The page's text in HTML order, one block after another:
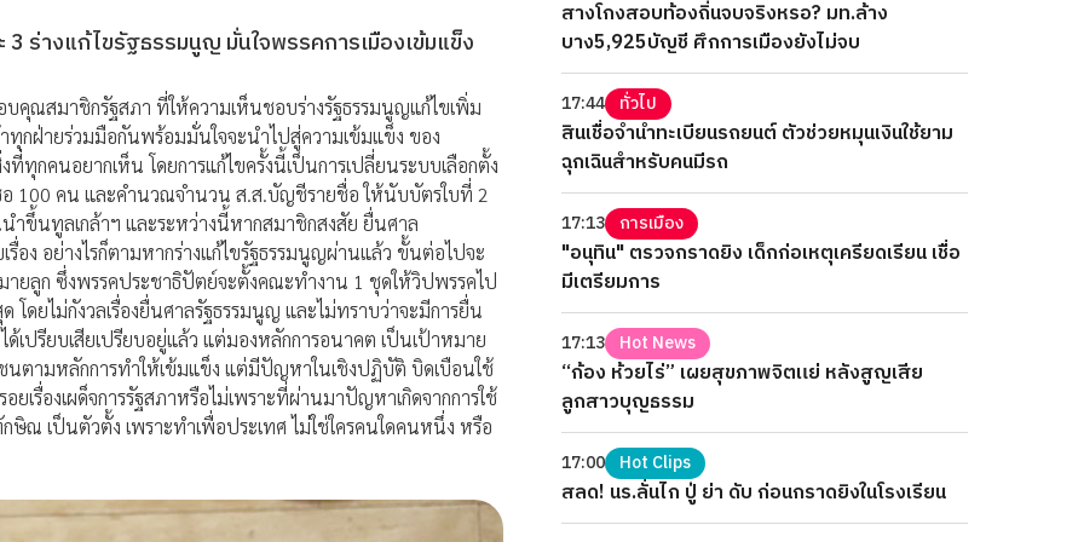
ร่างแก้ไขรัฐธรรมนูญ มั่นใจพรรคการเมืองเข้มแข็ง
ณสมาชิกรัฐสภา ที่ให้ความเห็นชอบร่างรัฐธรรมนูญแก้ไขเพิ่ม
ทุกฝ่ายร่วมมือกันพร้อมมั่นใจจะนำไปสู่ความเข้มแข็ง ของ
ทุกคนอยากเห็น โดยการแก้ไขครั้งนี้เป็นการเปลี่ยนระบบเลือกตั้ง
100 คน และคำนวณจำนวน ส.ส.บัญชีรายชื่อ ให้นับบัตรใบที่ 2
ขึ้นทูลเกล้าฯ และระหว่างนี้หากสมาชิกสงสัย ยื่นศาล
อง อย่างไรก็ตามหากร่างแก้ไขรัฐธรรมนูญผ่านแล้ว ขั้นต่อไปจะ
ยลูก ซึ่งพรรคประชาธิปัตย์จะตั้งคณะทำงาน 1 ชุดให้วิปพรรคไป
ดยไม่กังวลเรื่องยื่นศาลรัฐธรรมนูญ และไม่ทราบว่าจะมีการยื่น
เปรียบเสียเปรียบอยู่แล้ว แต่มองหลักการอนาคต เป็นเป้าหมาย
นตามหลักการทำให้เข้มแข็ง แต่มีปัญหาในเชิงปฏิบัติ บิดเบือนใช้
เรื่องเผด็จการรัฐสภาหรือไม่เพราะที่ผ่านมาปัญหาเกิดจากการใช้
ษิณ เป็นตัวตั้ง เพราะทำเพื่อประเทศ ไม่ใช่ใครคนใดคนหนึ่ง หรือ
สางโกงสอบท้องถิ่นจบจริงหรอ? มท.ล้าง
บาง5,925บัญชี ศึกการเมืองยังไม่จบ
17:44 ทั่วไป
สินเชื่อจำนำทะเบียนรถยนต์ ตัวช่วยหมุนเงินใช้ยาม
ฉุกเฉินสำหรับคนมีรถ
17:13 การเมือง
"อนุทิน" ตรวจกราดยิง เด็กก่อเหตุเครียดเรียน เชื่อ
มีเตรียมการ
17:13 Hot News
“ก้อง ห้วยไร่” เผยสุขภาพจิตแย่ หลังสูญเสีย
ลูกสาวบุญธรรม
17:00 Hot Clips
สลด! นร.ลั่นไก ปู่ ย่า ดับ ก่อนกราดยิงในโรงเรียน